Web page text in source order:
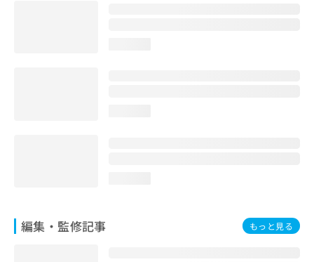
編集・監修記事 もっと見る